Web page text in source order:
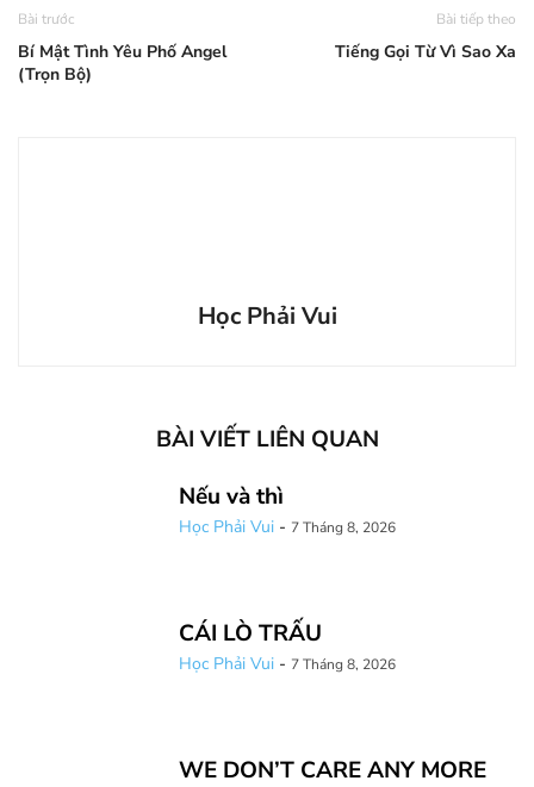
Bài trước
Bí Mật Tình Yêu Phố Angel
(Trọn Bộ)
Bài tiếp theo
Tiếng Gọi Từ Vì Sao Xa
Học Phải Vui
BÀI VIẾT LIÊN QUAN
Nếu và thì
Học Phải Vui - 7 Tháng 8, 2026
CÁI LÒ TRẤU
Học Phải Vui - 7 Tháng 8, 2026
WE DON’T CARE ANY MORE